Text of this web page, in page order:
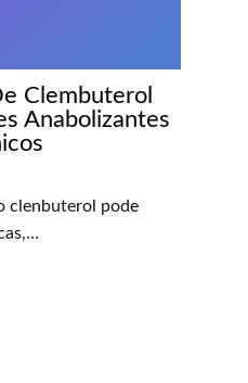
Clembuterol
Anabolizantes
clenbuterol pode